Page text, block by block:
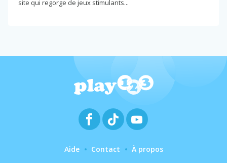
site qui regorge de jeux stimulants...
Aide Contact À propos